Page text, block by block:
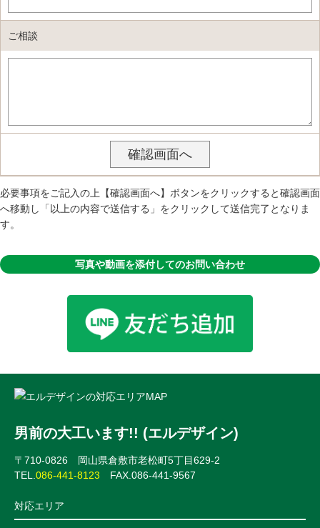
ご相談
必要事項をご記入の上【確認画面へ】ボタンをクリックすると確認画面
へ移動し「以上の内容で送信する」をクリックして送信完了となりま
す。
写真や動画を添付してのお問い合わせ
男前の大工います!! (エルデザイン)
〒710-0826 岡山県倉敷市老松町5丁目629-2
TEL.086-441-8123 FAX.086-441-9567
対応エリア